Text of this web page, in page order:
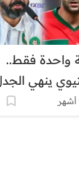
واحدة فقط..
ينهي
حكيم